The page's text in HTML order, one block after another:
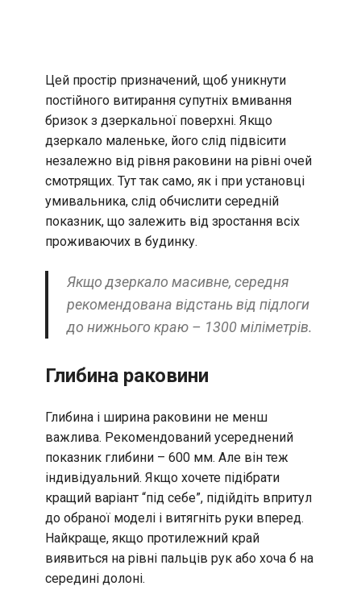
Цей простір призначений, щоб уникнути
постійного витирання супутніх вмивання
бризок з дзеркальної поверхні. Якщо
дзеркало маленьке, його слід підвісити
незалежно від рівня раковини на рівні очей
смотрящих. Тут так само, як і при установці
умивальника, слід обчислити середній
показник, що залежить від зростання всіх
проживаючих в будинку.
Якщо дзеркало масивне, середня
рекомендована відстань від підлоги
до нижнього краю – 1300 міліметрів.
Глибина раковини
Глибина і ширина раковини не менш
важлива. Рекомендований усереднений
показник глибини – 600 мм. Але він теж
індивідуальний. Якщо хочете підібрати
кращий варіант “під себе”, підійдіть впритул
до обраної моделі і витягніть руки вперед.
Найкраще, якщо протилежний край
виявиться на рівні пальців рук або хоча б на
середині долоні.